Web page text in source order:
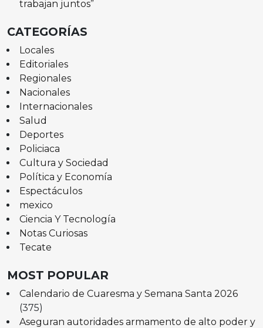
trabajan juntos”
CATEGORÍAS
Locales
Editoriales
Regionales
Nacionales
Internacionales
Salud
Deportes
Policiaca
Cultura y Sociedad
Política y Economía
Espectáculos
mexico
Ciencia Y Tecnología
Notas Curiosas
Tecate
MOST POPULAR
Calendario de Cuaresma y Semana Santa 2026
(375)
Aseguran autoridades armamento de alto poder y